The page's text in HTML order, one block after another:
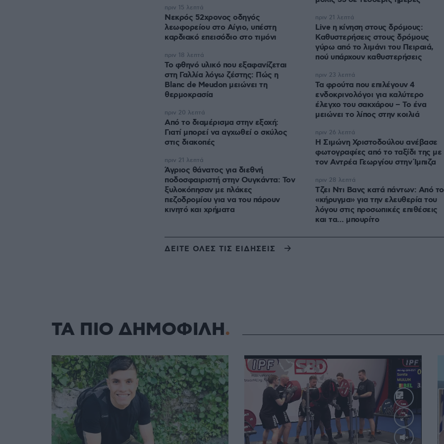
Νεκρός 52χρονος οδηγός
λεωφορείου στο Αίγιο, υπέστη
καρδιακό επεισόδιο στο τιμόνι
πριν 15 λεπτά
Το φθηνό υλικό που εξαφανίζεται
στη Γαλλία λόγω ζέστης: Πώς η
Blanc de Meudon μειώνει τη
θερμοκρασία
πριν 18 λεπτά
Από το διαμέρισμα στην εξοχή:
Γιατί μπορεί να αγχωθεί ο σκύλος
στις διακοπές
πριν 20 λεπτά
Άγριος θάνατος για διεθνή
ποδοσφαιριστή στην Ουγκάντα: Τον
ξυλοκόπησαν με πλάκες
πεζοδρομίου για να του πάρουν
κινητό και χρήματα
πριν 21 λεπτά
Live η κίνηση στους δρόμους:
Καθυστερήσεις στους δρόμους
γύρω από το λιμάνι του Πειραιά,
πού υπάρχουν καθυστερήσεις
πριν 21 λεπτά
Τα φρούτα που επιλέγουν 4
ενδοκρινολόγοι για καλύτερο
έλεγχο του σακχάρου – Το ένα
μειώνει το λίπος στην κοιλιά
πριν 23 λεπτά
Η Σιμώνη Χριστοδούλου ανέβασε
φωτογραφίες από το ταξίδι της με
τον Αντρέα Γεωργίου στην Ίμπιζα
πριν 26 λεπτά
Τζει Ντι Βανς κατά πάντων: Από το
«κήρυγμα» για την ελευθερία του
λόγου στις προσωπικές επιθέσεις
και τα… μπουρίτο
πριν 28 λεπτά
ΔΕΙΤΕ ΟΛΕΣ ΤΙΣ ΕΙΔΗΣΕΙΣ
ΤΑ ΠΙΟ ΔΗΜΟΦΙΛΗ